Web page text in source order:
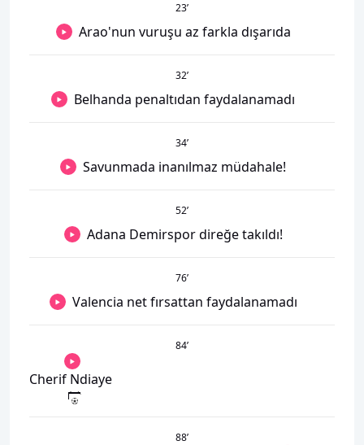
23’
Arao'nun vuruşu az farkla dışarıda
32’
Belhanda penaltıdan faydalanamadı
34’
Savunmada inanılmaz müdahale!
52’
Adana Demirspor direğe takıldı!
76’
Valencia net fırsattan faydalanamadı
84’
Cherif Ndiaye
88’